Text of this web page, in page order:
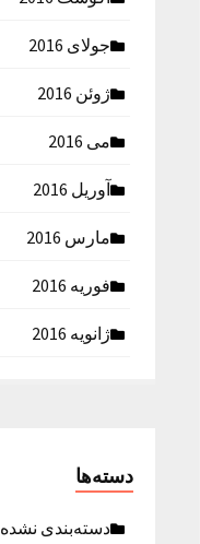
جولای 2016
ژوئن 2016
می 2016
آوریل 2016
مارس 2016
فوریه 2016
ژانویه 2016
دسته‌ها
دسته‌بندی نشده